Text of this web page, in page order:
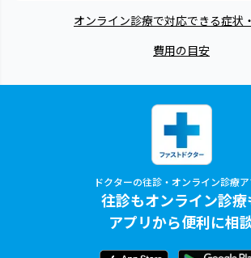
オンライン診療で対応できる症状
費用の目安
ドクターの往診・オンライン診療ア
往診もオンライン診療
アプリから便利に相